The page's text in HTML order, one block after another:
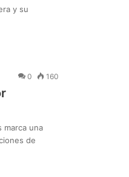
y su
0 160
marca una
de